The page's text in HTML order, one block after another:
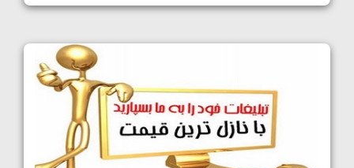
1405/05/11
کشتی آزاد نوجوانان جهان؛ رقبای نمایندگان
ایران مشخص شدند
1405/05/08